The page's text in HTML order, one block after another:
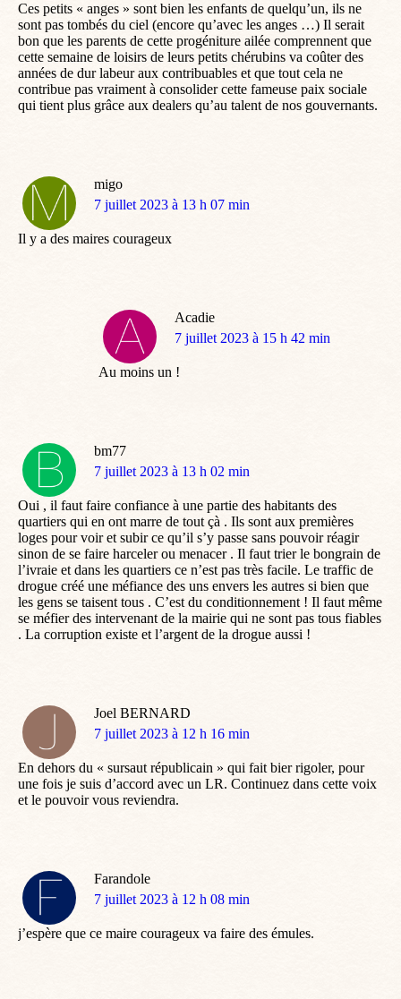
Ces petits « anges » sont bien les enfants de quelqu’un, ils ne
sont pas tombés du ciel (encore qu’avec les anges …) Il serait
bon que les parents de cette progéniture ailée comprennent que
cette semaine de loisirs de leurs petits chérubins va coûter des
années de dur labeur aux contribuables et que tout cela ne
contribue pas vraiment à consolider cette fameuse paix sociale
qui tient plus grâce aux dealers qu’au talent de nos gouvernants.
migo
dit
7 juillet 2023 à 13 h 07 min
Il y a des maires courageux
Acadie
dit
7 juillet 2023 à 15 h 42 min
Au moins un !
bm77
dit
7 juillet 2023 à 13 h 02 min
Oui , il faut faire confiance à une partie des habitants des
quartiers qui en ont marre de tout çà . Ils sont aux premières
loges pour voir et subir ce qu’il s’y passe sans pouvoir réagir
sinon de se faire harceler ou menacer . Il faut trier le bongrain de
l’ivraie et dans les quartiers ce n’est pas très facile. Le traffic de
drogue créé une méfiance des uns envers les autres si bien que
les gens se taisent tous . C’est du conditionnement ! Il faut même
se méfier des intervenant de la mairie qui ne sont pas tous fiables
. La corruption existe et l’argent de la drogue aussi !
Joel BERNARD
dit
7 juillet 2023 à 12 h 16 min
En dehors du « sursaut républicain » qui fait bier rigoler, pour
une fois je suis d’accord avec un LR. Continuez dans cette voix
et le pouvoir vous reviendra.
Farandole
dit
7 juillet 2023 à 12 h 08 min
j’espère que ce maire courageux va faire des émules.